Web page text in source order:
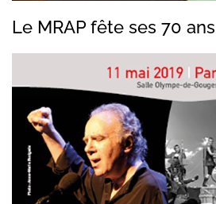
Le MRAP fête ses 70 ans